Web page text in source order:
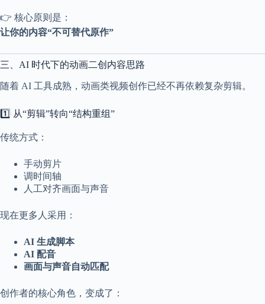
👉 核心原则是：
让你的内容“不可替代原作”
三、AI 时代下的动画二创内容思路
随着 AI 工具成熟，动画类视频创作已经不再依赖复杂剪辑。
1️⃣ 从“剪辑”转向“结构重组”
传统方式：
手动剪片
调时间轴
人工对齐画面与声音
现在更多人采用：
AI 生成脚本
AI 配音
画面与声音自动匹配
创作者的核心角色，变成了：